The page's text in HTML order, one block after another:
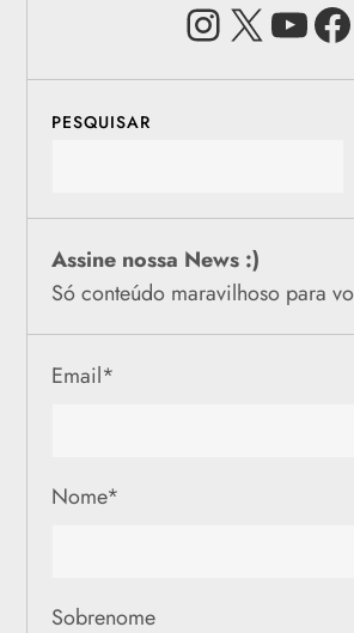
PESQUISAR
Assine nossa News :)
Só conteúdo maravilhoso para
Email*
Nome*
Sobrenome